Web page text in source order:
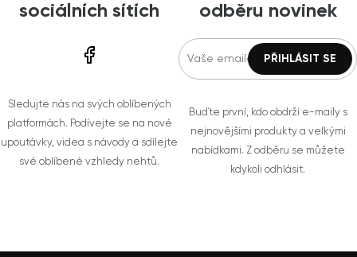
sociálních sítích
Sledujte nás na svých oblíbených
platformách. Podívejte se na nové
upoutávky, videa s návody a sdílejte
své oblíbené vzhledy nehtů.
odběru novinek
Buďte první, kdo obdrží e-maily s
nejnovějšími produkty a velkými
nabídkami. Z odběru se můžete
kdykoli odhlásit.